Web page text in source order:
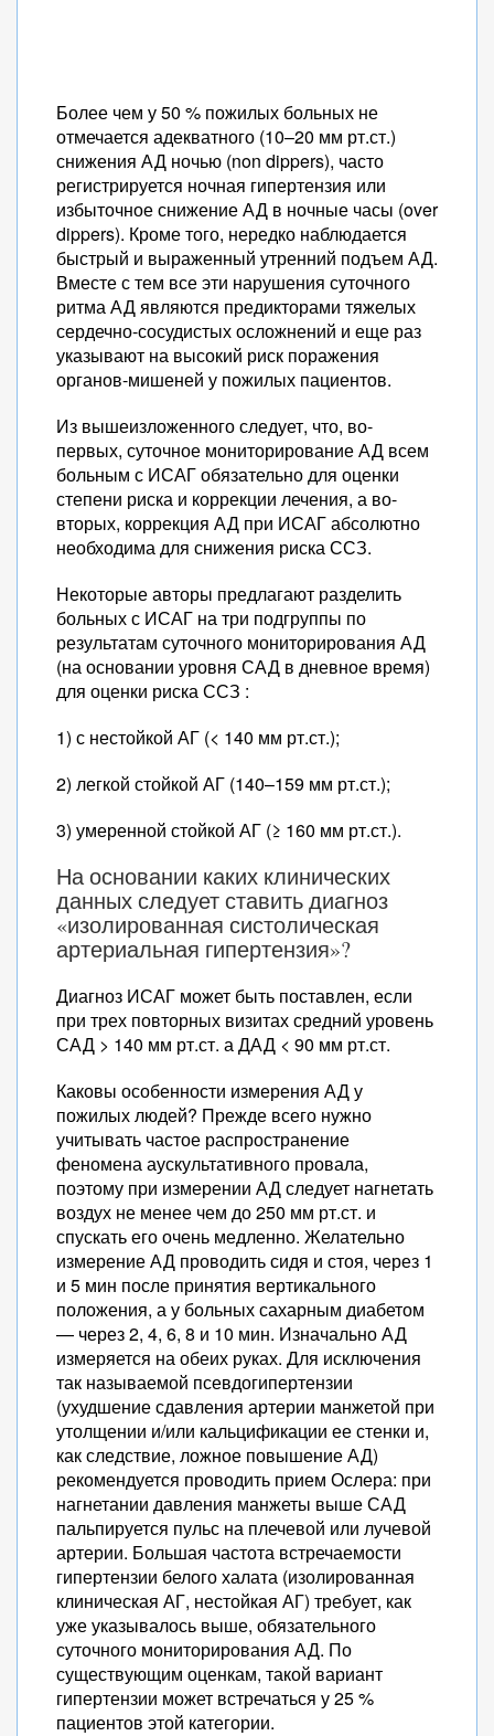
Более чем у 50 % пожилых больных не
отмечается адекватного (10–20 мм рт.ст.)
снижения АД ночью (non dippers), часто
регистрируется ночная гипертензия или
избыточное снижение АД в ночные часы (over
dippers). Кроме того, нередко наблюдается
быстрый и выраженный утренний подъем АД.
Вместе с тем все эти нарушения суточного
ритма АД являются предикторами тяжелых
сердечно-сосудистых осложнений и еще раз
указывают на высокий риск поражения
органов-мишеней у пожилых пациентов.
Из вышеизложенного следует, что, во-
первых, суточное мониторирование АД всем
больным с ИСАГ обязательно для оценки
степени риска и коррекции лечения, а во-
вторых, коррекция АД при ИСАГ абсолютно
необходима для снижения риска ССЗ.
Некоторые авторы предлагают разделить
больных с ИСАГ на три подгруппы по
результатам суточного мониторирования АД
(на основании уровня САД в дневное время)
для оценки риска ССЗ :
1) с нестойкой АГ (< 140 мм рт.ст.);
2) легкой стойкой АГ (140–159 мм рт.ст.);
3) умеренной стойкой АГ (≥ 160 мм рт.ст.).
На основании каких клинических
данных следует ставить диагноз
«изолированная систолическая
артериальная гипертензия»?
Диагноз ИСАГ может быть поставлен, если
при трех повторных визитах средний уровень
САД > 140 мм рт.ст. а ДАД < 90 мм рт.ст.
Каковы особенности измерения АД у
пожилых людей? Прежде всего нужно
учитывать частое распространение
феномена аускультативного провала,
поэтому при измерении АД следует нагнетать
воздух не менее чем до 250 мм рт.ст. и
спускать его очень медленно. Желательно
измерение АД проводить сидя и стоя, через 1
и 5 мин после принятия вертикального
положения, а у больных сахарным диабетом
— через 2, 4, 6, 8 и 10 мин. Изначально АД
измеряется на обеих руках. Для исключения
так называемой псевдогипертензии
(ухудшение сдавления артерии манжетой при
утолщении и/или кальцификации ее стенки и,
как следствие, ложное повышение АД)
рекомендуется проводить прием Ослера: при
нагнетании давления манжеты выше САД
пальпируется пульс на плечевой или лучевой
артерии. Большая частота встречаемости
гипертензии белого халата (изолированная
клиническая АГ, нестойкая АГ) требует, как
уже указывалось выше, обязательного
суточного мониторирования АД. По
существующим оценкам, такой вариант
гипертензии может встречаться у 25 %
пациентов этой категории.